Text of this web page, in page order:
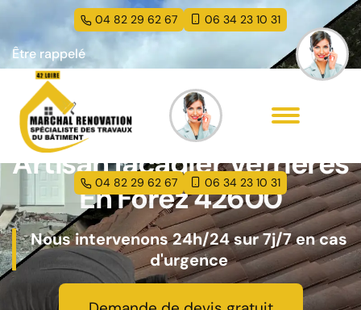
04 82 29 62 67 06 34 23 10 31
Être rappelé
04 82 29 62 67 06 34 23 10 31
Artisan façadier Verrieres
En Forez 42600
Nous intervenons 24h/24 sur 7j/7 en cas
d'urgence